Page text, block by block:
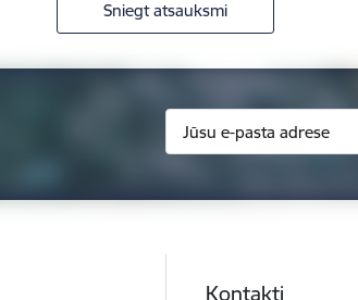
Sniegt atsauksmi
Kontakti